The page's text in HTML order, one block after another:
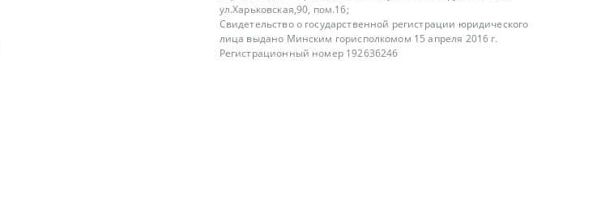
ул.Харьковская,90, пом.16;
Свидетельство о государственной регистрации юридического
лица выдано Минским горисполкомом 15 апреля 2016 г.
Регистрационный номер 192636246